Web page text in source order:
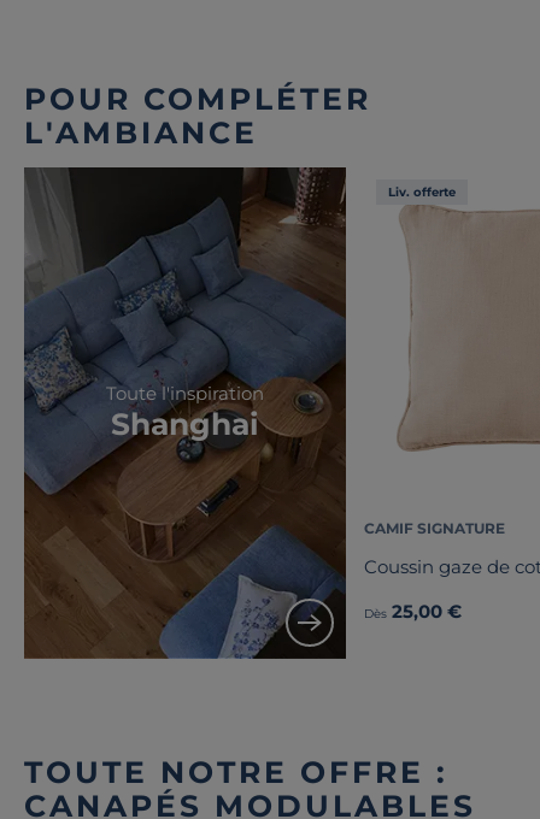
POUR COMPLÉTER
L'AMBIANCE
Toute l'inspiration
Shanghai
Liv. offerte
CAMIF SIGNATURE
Coussin gaze de
Dès 25,00 €
TOUTE NOTRE OFFRE :
CANAPÉS MODULABLES